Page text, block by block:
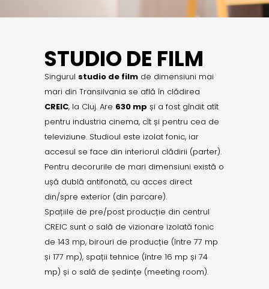
STUDIO DE FILM
Singurul studio de film de dimensiuni mai
mari din Transilvania se află în clădirea
CREIC, la Cluj. Are 630 mp și a fost gîndit atît
pentru industria cinema, cît și pentru cea de
televiziune. Studioul este izolat fonic, iar
accesul se face din interiorul clădirii (parter).
Pentru decorurile de mari dimensiuni există o
ușă dublă antifonată, cu acces direct
din/spre exterior (din parcare).
Spațiile de pre/post producție din centrul
CREIC sunt o sală de vizionare izolată fonic
de 143 mp, birouri de producție (între 77 mp
și 177 mp), spații tehnice (între 16 mp și 74
mp) și o sală de ședințe (meeting room).